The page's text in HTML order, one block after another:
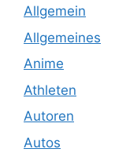
Allgemein
Allgemeines
Anime
Athleten
Autoren
Autos